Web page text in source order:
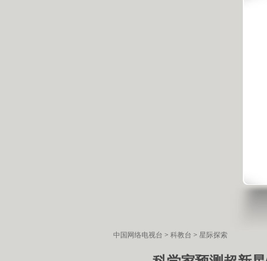
中国网络电视台 > 科教台 > 星际探索